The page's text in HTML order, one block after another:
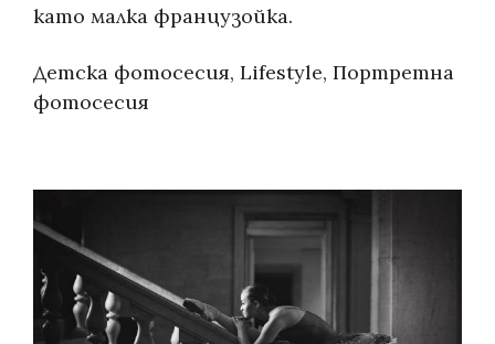
като малка французойка.
Categories:
Детска фотосесия, Lifestyle, Портретна
фотосесия